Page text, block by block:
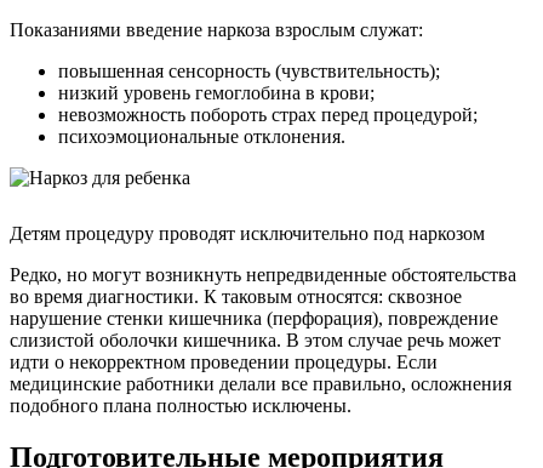
Показаниями введение наркоза взрослым служат:
повышенная сенсорность (чувствительность);
низкий уровень гемоглобина в крови;
невозможность побороть страх перед процедурой;
психоэмоциональные отклонения.
Детям процедуру проводят исключительно под наркозом
Редко, но могут возникнуть непредвиденные обстоятельства
во время диагностики. К таковым относятся: сквозное
нарушение стенки кишечника (перфорация), повреждение
слизистой оболочки кишечника. В этом случае речь может
идти о некорректном проведении процедуры. Если
медицинские работники делали все правильно, осложнения
подобного плана полностью исключены.
Подготовительные мероприятия